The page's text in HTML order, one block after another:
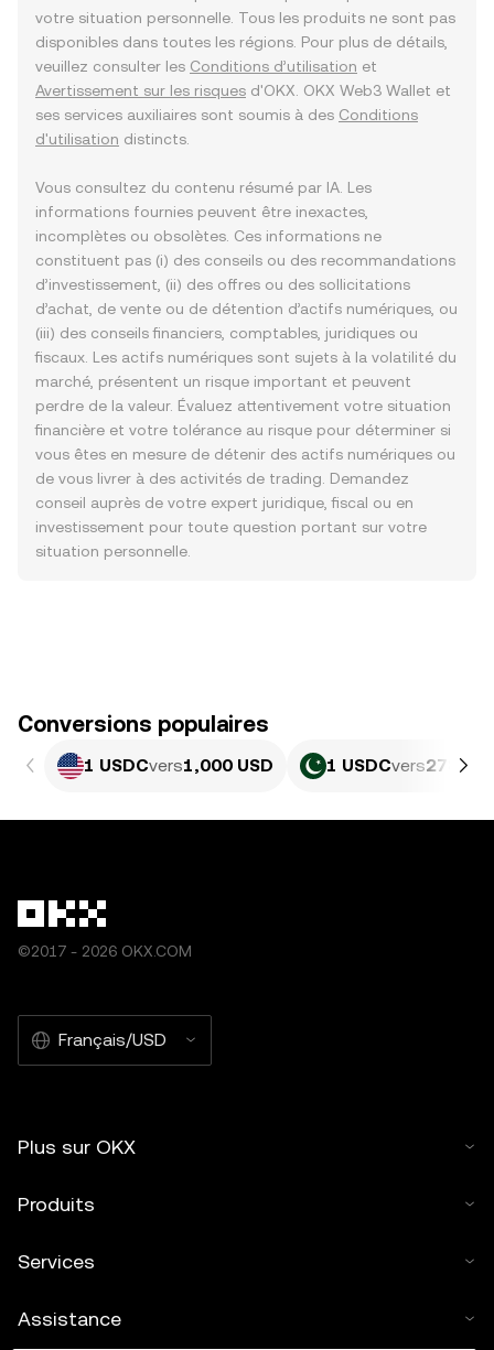
votre situation personnelle. Tous les produits ne sont pas
disponibles dans toutes les régions. Pour plus de détails,
veuillez consulter les Conditions d’utilisation et
Avertissement sur les risques d'OKX. OKX Web3 Wallet et
ses services auxiliaires sont soumis à des Conditions
d'utilisation distincts.
Vous consultez du contenu résumé par IA. Les
informations fournies peuvent être inexactes,
incomplètes ou obsolètes. Ces informations ne
constituent pas (i) des conseils ou des recommandations
d’investissement, (ii) des offres ou des sollicitations
d’achat, de vente ou de détention d’actifs numériques, ou
(iii) des conseils financiers, comptables, juridiques ou
fiscaux. Les actifs numériques sont sujets à la volatilité du
marché, présentent un risque important et peuvent
perdre de la valeur. Évaluez attentivement votre situation
financière et votre tolérance au risque pour déterminer si
vous êtes en mesure de détenir des actifs numériques ou
de vous livrer à des activités de trading. Demandez
conseil auprès de votre expert juridique, fiscal ou en
investissement pour toute question portant sur votre
situation personnelle.
Conversions populaires
1 USDCvers1,000 USD 1 USDCvers278
©2017 - 2026 OKX.COM
Français/USD
Plus sur OKX
Produits
Services
Assistance